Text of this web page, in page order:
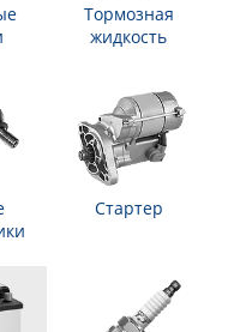
Тормозная
жидкость
Стартер